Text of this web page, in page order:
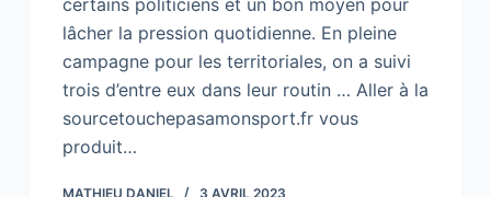
certains politiciens et un bon moyen pour
lâcher la pression quotidienne. En pleine
campagne pour les territoriales, on a suivi
trois d’entre eux dans leur routin … Aller à la
sourcetouchepasamonsport.fr vous
produit…
MATHIEU DANIEL 3 AVRIL 2023